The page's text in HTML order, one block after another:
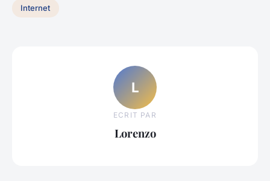
Internet
L
ECRIT PAR
Lorenzo